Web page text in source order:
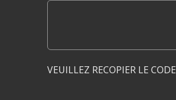
VEUILLEZ RECOPIER LE CODE